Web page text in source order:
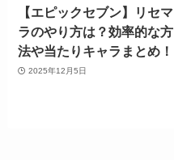
【エピックセブン】リセマ
ラのやり方は？効率的な方
法や当たりキャラまとめ！
2025年12月5日